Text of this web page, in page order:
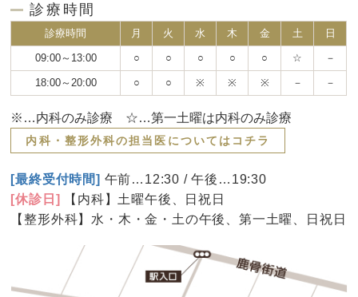
診療時間
診療時間 月 火 水 木 金 土 日
09:00～13:00 ○ ○ ○ ○ ○ ☆ －
18:00～20:00 ○ ○ ※ ※ ※ － －
※…内科のみ診療 ☆…第一土曜は内科のみ診療
内科・整形外科の担当医についてはコチラ
[最終受付時間] 午前…12:30 / 午後…19:30
[休診日]
【内科】土曜午後、日祝日
【整形外科】水・木・金・土の午後、第一土曜、日祝日